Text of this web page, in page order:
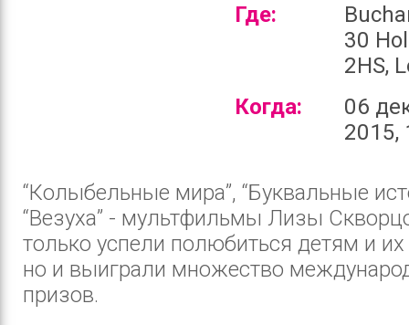
Где:
30
2HS,
Когда:
06
2015,
“Колыбельные мира”, “Буквальные
“Везуха” - мультфильмы Лизы
только успели полюбиться детям и
но и выиграли множество
призов.